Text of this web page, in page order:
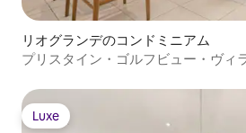
リオグランデのコンドミニアム
プリスタイン・ゴルフビュー・ヴィ
Luxe
Luxe